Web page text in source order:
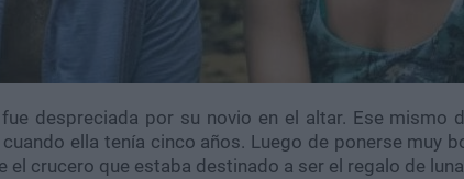
despreciada por su novio en el altar. Ese mismo
ella tenía cinco años. Luego de ponerse muy
el crucero que estaba destinado a ser el regalo de